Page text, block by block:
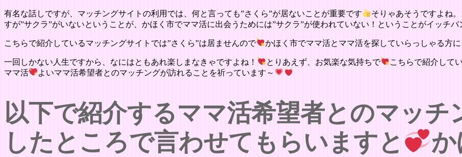
有名な話しですが、マッチングサイトの利用では、何と言っても”さくら”が居ないことが重要です そりゃあそうですよね
すが”サクラ”がいないということが、かほく市でママ活に出会うためには”サクラ”が使われていない！ということがイッチ
こちらで紹介しているマッチングサイトでは”さくら”は居ませんので かほく市でママ活とママ活を探していらっしゃる方に
一回しかない人生ですから、なにはともあれ楽しまなきゃですよね！ とりあえず、お気楽な気持ちで こちらで紹介して
ママ活
よいママ活希望者とのマッチングが訪れることを祈っています～
以下で紹介するママ活希望者とのマッチ
したところで言わせてもらいますと